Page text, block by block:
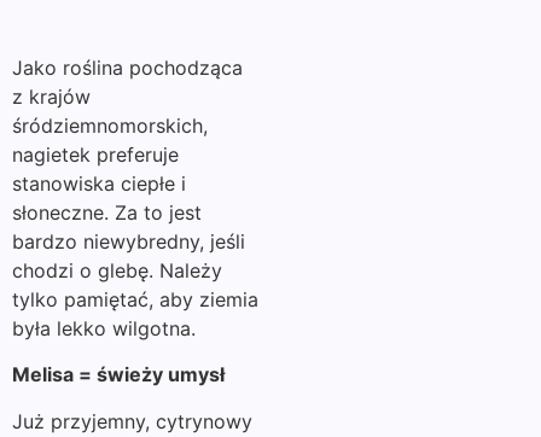
Jako roślina pochodząca
z krajów
śródziemnomorskich,
nagietek preferuje
stanowiska ciepłe i
słoneczne. Za to jest
bardzo niewybredny, jeśli
chodzi o glebę. Należy
tylko pamiętać, aby ziemia
była lekko wilgotna.
Melisa = świeży umysł
Już przyjemny, cytrynowy